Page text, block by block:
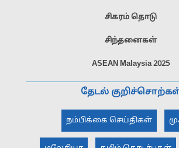
சிகரம் தொடு
சிந்தனைகள்
ASEAN Malaysia 2025
தேடல்
நம்பிக்கை செய்திகள்